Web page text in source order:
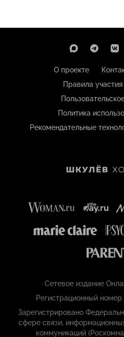
О проекте
Правила
Политика
Рекомендательные
Сетевое издание
Регистрационный
Зарегистрировано
сфере связи,
коммуникаций